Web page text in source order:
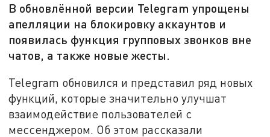
В обновлённой версии Telegram упрощены
апелляции на блокировку аккаунтов и
появилась функция групповых звонков вне
чатов, а также новые жесты.
Telegram обновился и представил ряд новых
функций, которые значительно улучшат
взаимодействие пользователей с
мессенджером. Об этом рассказали